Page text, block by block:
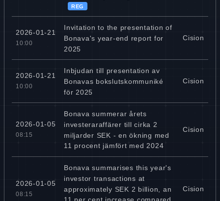
REG
2026-01-21
10:00
Invitation to the presentation of
Bonava's year-end report for
2025
Cision
2026-01-21
10:00
Inbjudan till presentation av
Bonavas bokslutskommuniké
för 2025
Cision
2026-01-05
08:15
Bonava summerar årets
investeraraffärer till cirka 2
miljarder SEK - en ökning med
11 procent jämfört med 2024
Cision
2026-01-05
08:15
Bonava summarises this year's
investor transactions at
approximately SEK 2 billion, an
Cision